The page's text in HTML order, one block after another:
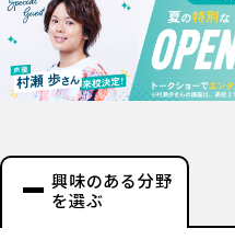
興味のある分野
を選ぶ